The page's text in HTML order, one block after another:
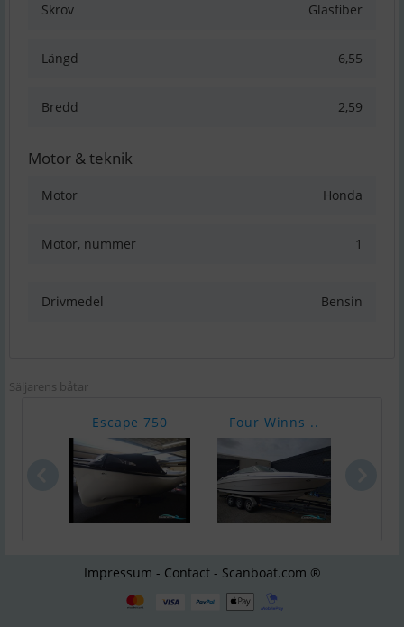
Skrov Glasfiber
Längd 6,55
Bredd 2,59
Motor & teknik
Motor Honda
Motor, nummer 1
Drivmedel Bensin
Säljarens båtar
Escape 750 Four Winns ..
Impressum - Contact - Scanboat.com ®